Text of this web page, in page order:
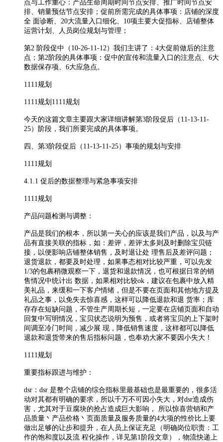
点与工作重心：产品生命周期时间节点安排、推广时间节点安
排、销量预估节点安排；促前所需完成的具体事项：店铺的深度
全 面诊断、20大流量入口细化、10项主要大促指标、店铺整体
运营计划、人员岗位规划与管理；
第2 阶段促中（10-26-11-12）我们主讲了：4大促前做后的注意
点；第2阶段的具体事项：促中的宣传和流量入口的注意点、6大
数据保存项、6大应急点。
1111规划
1111规划1111规划
今天的这篇文章主要跟大家详细讲解第3阶段促后（11-13-11-
25）阶段，我们所要完成的具体事项。
四、第3阶段促后（11-13-11-25）事项的规划与安排
1111规划
4.1.1 促后的数据整理与紧急事项安排
1111规划
产品问题检测与调整：
产品是我们的根本，所以第一关心的应该是我们产品，以及与产
品有直接关联的指标，如：差评，差评太多则及时删除宝贝链
接，以便影响店铺整体销售，及时退让处 理售后及差评问题；
退货退款，都要及时处理，如果事态相对比较严重，可以先发
1/3的包裹稍微观察一下，退货和退款情况，也可根据日常的销
售情况中统计出 数据，如果相对比较ok，建议在包裹中放入精
美礼品，来缓和一下客户情绪，但是不要在页面和其他地方提及
礼品之事，以免失去惊喜感，这样可以降低退款和退 货率；库
存存在短缺问题，不管生产周期长短，一定要在店铺页面和自动
回复中写明情况，宝贝状态说明为预售，或者将宝贝的上下架时
间调至冷门时间，减少展 现，降低销售速度，这样都可以降低
退款和退货带来的售后指标问题，也奉劝大家不要因小失大！
1111规划
重要指标跟进与维护：
dsr：dsr 是整个店铺的综合指标里最基础也是最重要的，很多活
动对其都有明确的要求，所以千万不可因小失大，对dsr造成伤
害，尤其对于豆腐块的抢占造成巨大影响， 所以惊喜营销和产
品质量丶产品价格丶页面质量及服务质量的4大项的性价比上要
做出足够的让步和提升，在人员上保证充足（明确岗位职责：工
作的饱和度以及流 程化操作，详见第1阶段文章），物流快递上